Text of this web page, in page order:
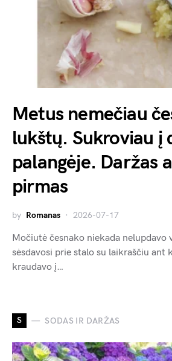
Metus nemečiau
lukštų. Sukroviau į
palangėje. Daržas
pirmas
by Romanas 2026-07-17
Močiutė česnako niekada nelupdavo
sėsdavosi prie stalo su laikraščiu ant
kraudavo į…
S SODAS IR DARŽAS